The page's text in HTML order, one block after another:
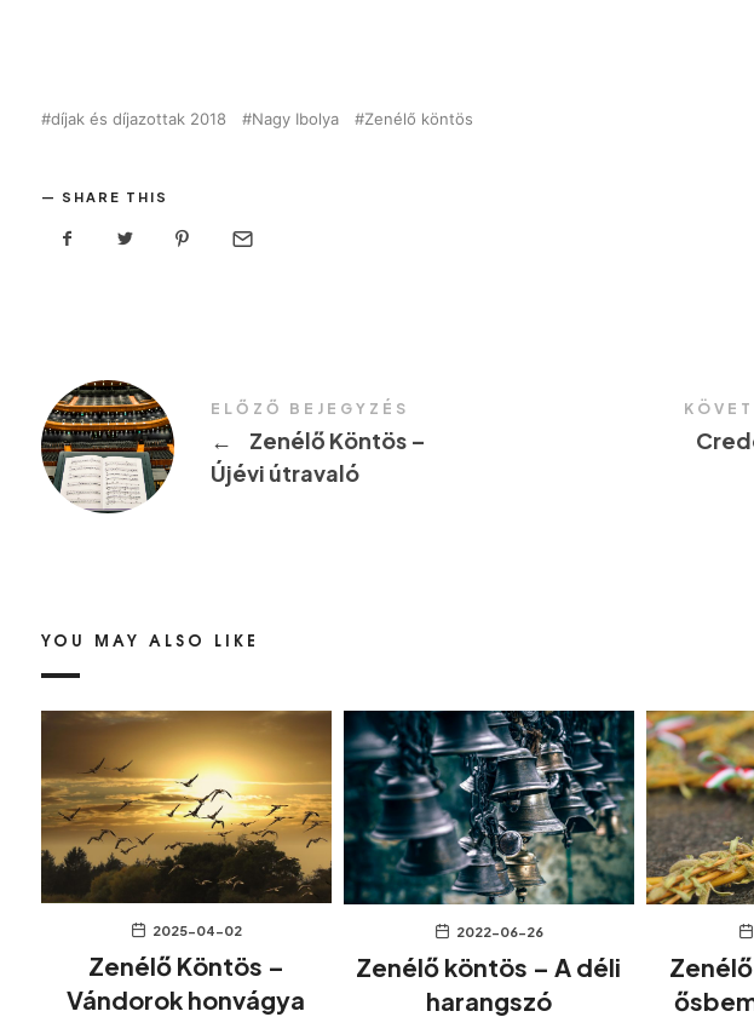
díjak és díjazottak 2018 Nagy Ibolya Zenélő köntös
SHARE THIS
ELŐZŐ BEJEGYZÉS
←
Zenélő Köntös –
Újévi útravaló
YOU MAY ALSO LIKE
2025-04-02
Zenélő Köntös –
Vándorok honvágya
2022-06-26
Zenélő köntös – A déli
harangszó